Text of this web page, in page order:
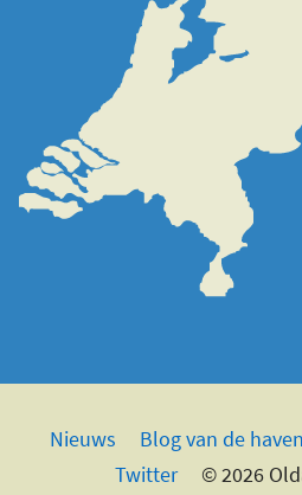
Nieuws Blog van de
Twitter
© 2026